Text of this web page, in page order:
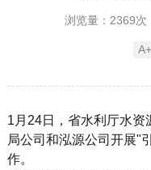
浏览量：2369次
A+
1月24日，省水利厅水
局公司 和泓源公司 开展"
作。